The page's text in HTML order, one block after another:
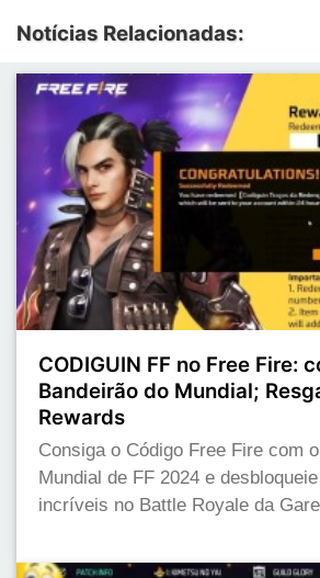
Notícias Relacionadas:
CODIGUIN FF no Free Fire:
Bandeirão do Mundial;
Rewards
Consiga o Código Free Fire com
Mundial de FF 2024 e
incríveis no Battle Royale da